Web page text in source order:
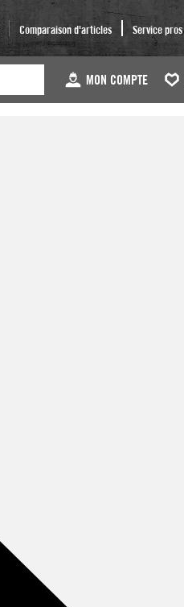
Comparaison d'articles Service pros
MON COMPTE